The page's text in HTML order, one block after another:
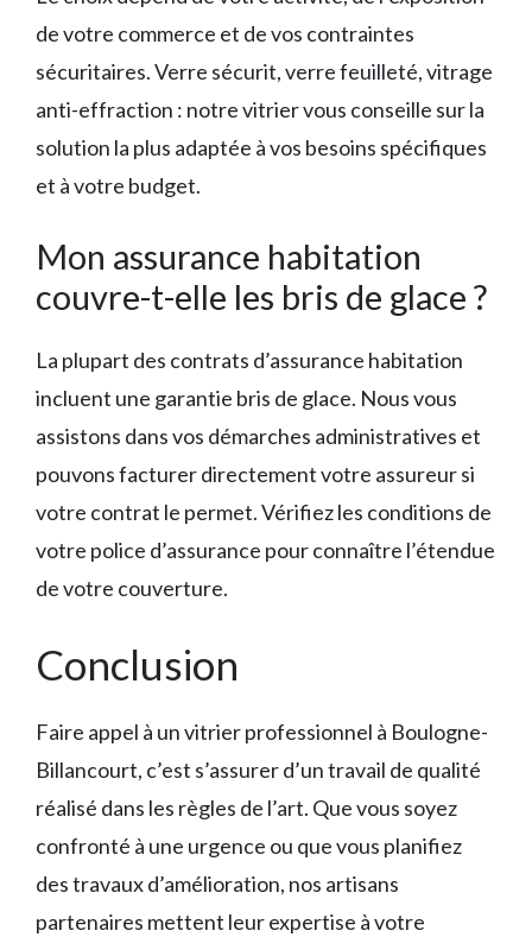
de votre commerce et de vos contraintes
sécuritaires. Verre sécurit, verre feuilleté, vitrage
anti-effraction : notre vitrier vous conseille sur la
solution la plus adaptée à vos besoins spécifiques
et à votre budget.
Mon assurance habitation
couvre-t-elle les bris de glace ?
La plupart des contrats d’assurance habitation
incluent une garantie bris de glace. Nous vous
assistons dans vos démarches administratives et
pouvons facturer directement votre assureur si
votre contrat le permet. Vérifiez les conditions de
votre police d’assurance pour connaître l’étendue
de votre couverture.
Conclusion
Faire appel à un vitrier professionnel à Boulogne-
Billancourt, c’est s’assurer d’un travail de qualité
réalisé dans les règles de l’art. Que vous soyez
confronté à une urgence ou que vous planifiez
des travaux d’amélioration, nos artisans
partenaires mettent leur expertise à votre